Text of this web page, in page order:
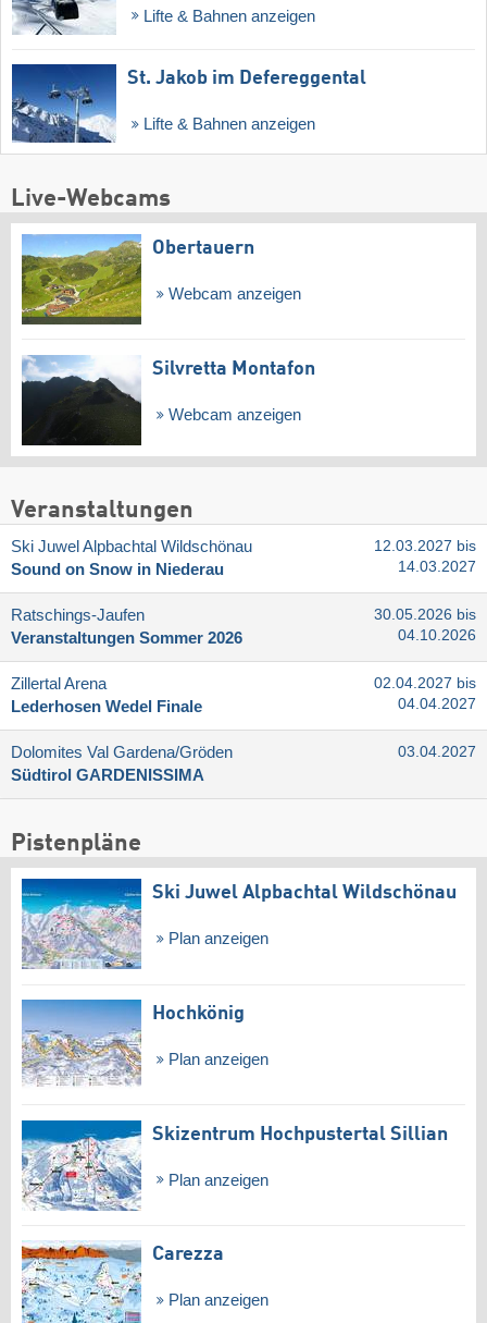
Lifte & Bahnen anzeigen
St. Jakob im Defereggental
Lifte & Bahnen anzeigen
Live-Webcams
Obertauern
Webcam anzeigen
Silvretta Montafon
Webcam anzeigen
Veranstaltungen
Ski Juwel Alpbachtal Wildschönau
Sound on Snow in Niederau
12.03.2027 bis
14.03.2027
Ratschings-Jaufen
Veranstaltungen Sommer 2026
30.05.2026 bis
04.10.2026
Zillertal Arena
Lederhosen Wedel Finale
02.04.2027 bis
04.04.2027
Dolomites Val Gardena/​Gröden
Südtirol GARDENISSIMA
03.04.2027
Pistenpläne
Ski Juwel Alpbachtal Wildschönau
Plan anzeigen
Hochkönig
Plan anzeigen
Skizentrum Hochpustertal Sillian
Plan anzeigen
Carezza
Plan anzeigen